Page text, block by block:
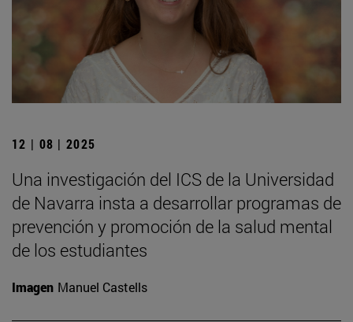
12 | 08 | 2025
Una investigación del ICS de la Universidad
de Navarra insta a desarrollar programas de
prevención y promoción de la salud mental
de los estudiantes
Imagen Manuel Castells